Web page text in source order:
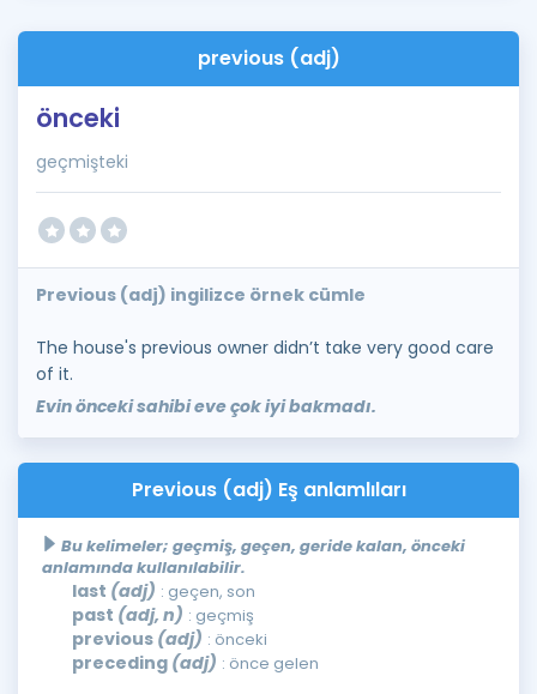
İngilizce Gramer
previous (adj)
önceki
geçmişteki
Previous (adj) ingilizce örnek cümle
The house's previous owner didn’t take very good care
of it.
Evin önceki sahibi eve çok iyi bakmadı.
Previous (adj) Eş anlamlıları
Bu kelimeler; geçmiş, geçen, geride kalan, önceki
anlamında kullanılabilir.
last (adj) : geçen, son
past (adj, n) : geçmiş
previous (adj) : önceki
preceding (adj) : önce gelen